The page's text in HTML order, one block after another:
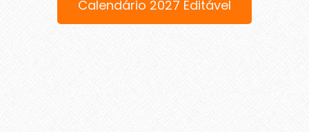
Calendário 2027 Editável